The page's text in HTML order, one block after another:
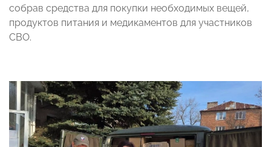
собрав средства для покупки необходимых вещей,
продуктов питания и медикаментов для участников
СВО.